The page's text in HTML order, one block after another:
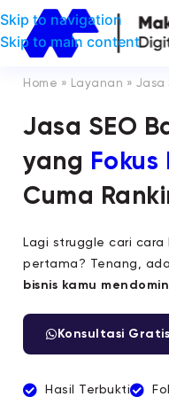
Skip to navigation
Skip to main content
Home » Layanan » Jasa
Jasa SEO
yang
Cuma
Lagi struggle cari
pertama? Tenang,
bisnis kamu
Konsultasi Gratis
Hasil Terbukti